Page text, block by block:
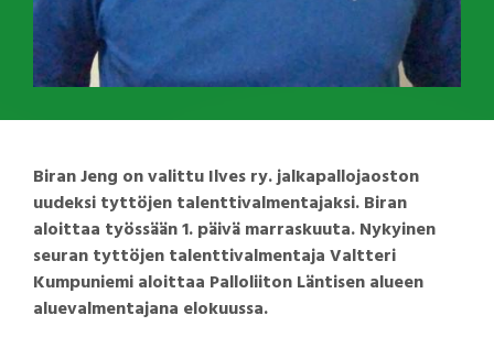
Biran Jeng on valittu Ilves ry. jalkapallojaoston
uudeksi tyttöjen talenttivalmentajaksi. Biran
aloittaa työssään 1. päivä marraskuuta. Nykyinen
seuran tyttöjen talenttivalmentaja Valtteri
Kumpuniemi aloittaa Palloliiton Läntisen alueen
aluevalmentajana elokuussa.